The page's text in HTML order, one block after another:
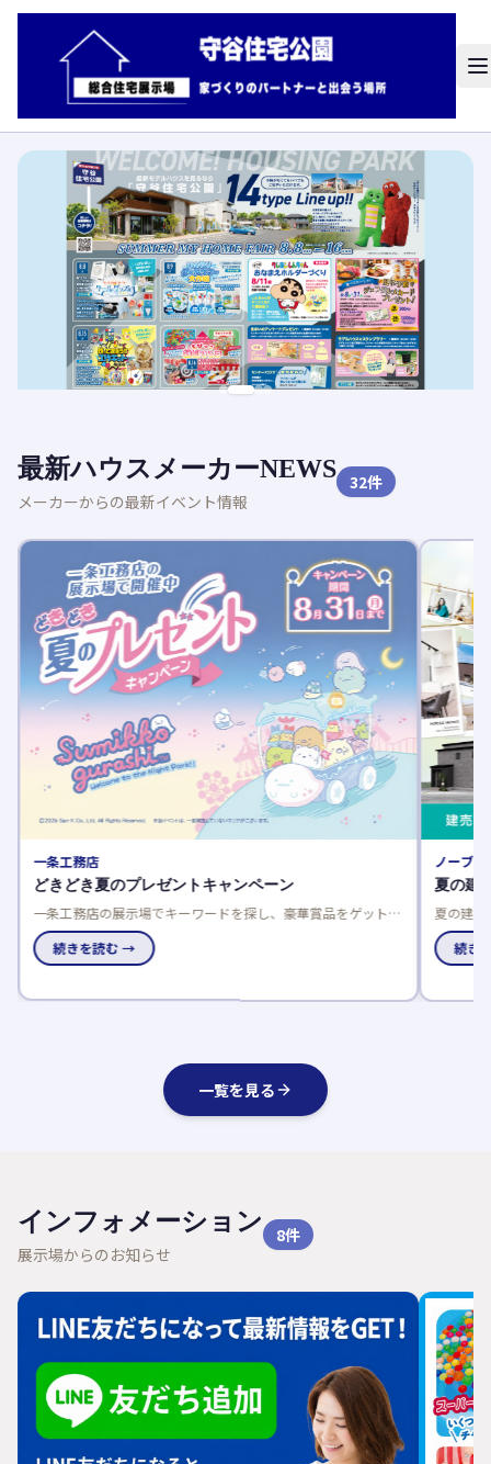
最新ハウスメーカーNEWS
メーカーからの最新イベント情報
32件
一条工務店
どきどき夏のプレゼントキャンペーン
一条工務店の展示場でキーワードを探し、豪華賞品をゲットし
よう！応募は一人一回限り、当選発表は特設サイトと賞品お届
けで。続きを読む →
ノーブ
夏の建
夏の建
談でさ
で、家電
続き
一覧を見る
インフォメーション
展示場からのお知らせ
8件